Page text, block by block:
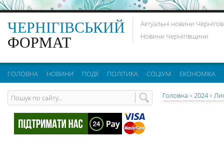
ЧЕРНІГІВСЬКИЙ
ФОРМАТ
Актуальні новини
Новини Чернігівщини
ГОЛОВНА НОВИНИ ПОДІЇ ПОЛІТИКА СОЦІУМ ЕКОНОМІКА
Головна » 2024»